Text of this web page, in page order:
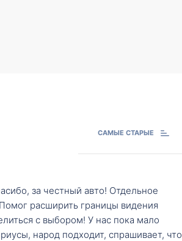
САМЫЕ СТАРЫЕ
за честный авто! Отдельное
расширить границы видения
с выбором! У нас пока мало
народ подходит, спрашивает, что